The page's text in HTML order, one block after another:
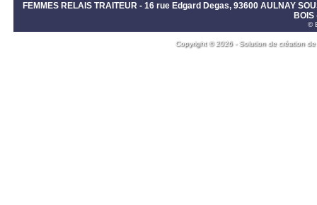
FEMMES RELAIS TRAITEUR - 16 rue Edgard Degas, 93600 AULNAY
©
Copyright © 2026 - Solution de création